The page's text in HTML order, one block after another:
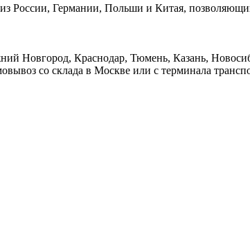
России, Германии, Польши и Китая,
Новгород, Краснодар, Тюмень, Казань,
со склада в Москве или с терминала